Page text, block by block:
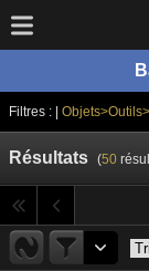
Filtres : |
Résultats (50